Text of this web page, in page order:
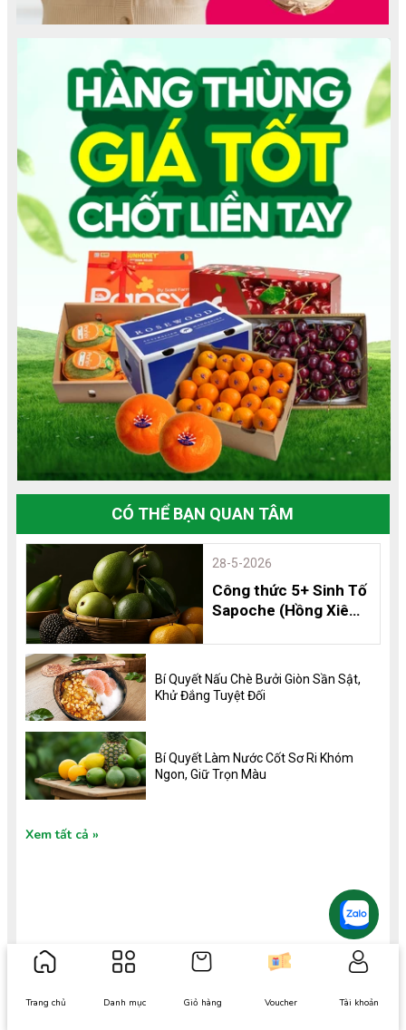
CÓ THỂ BẠN QUAN TÂM
28-5-2026
Công thức 5+ Sinh Tố
Sapoche (Hồng Xiêm)
Dưỡng và 8 Lợi Ích
Không Thể Bỏ Qua
Bí Quyết Nấu Chè Bưởi Giòn Sần Sật,
Khử Đắng Tuyệt Đối
Bí Quyết Làm Nước Cốt Sơ Ri Khóm
Ngon, Giữ Trọn Màu
Xem tất cả
Kiến thức
Bí Quyết Chọn Cam Xoàn Lai
Vung Chuẩn Dấu Đồng Tiền
6 Lợi Ích Sức Khỏe Từ Cam
Trang chủ Danh mục Giỏ hàng Voucher Tài khoản